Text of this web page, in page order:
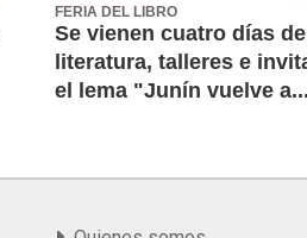
FERIA DEL LIBRO
Se vienen cuatro días de
literatura, talleres e
el lema "Junín vuelve a...